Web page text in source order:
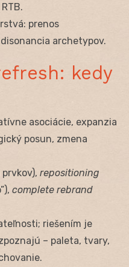
prenos
archetypov.
kedy
asociácie, expanzia
posun, zmena
repositioning
complete rebrand
riešením je
– paleta, tvary,